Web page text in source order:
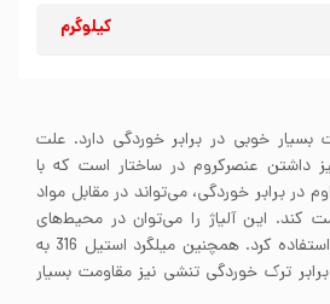
کیلوگرم
316 مقاومت بسیار خوبی در برابر خوردگی دارد. علت
داشتن عنصرکروم در ساختار است که با
در برابر خوردگی، می‌تواند در مقابل مواد
کند. این آلیاژ را می‌توان در محیط‌های
دریایی، ساحلی و کلریدی استفاده کرد. همچنین میلگرد استیل 316 به
ترک خوردگی تنشی نیز مقاومت بسیار